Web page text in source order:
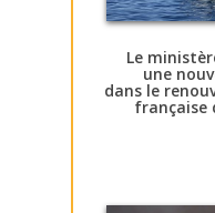
Le
une
dans le
française